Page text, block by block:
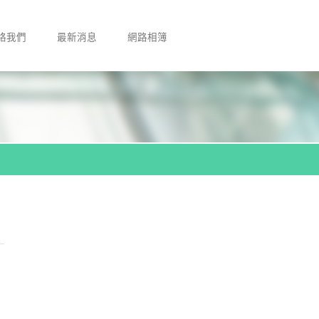
我們 最新消息 網路相簿